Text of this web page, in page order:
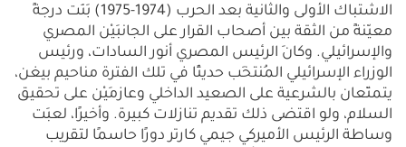
الاشتباك الأولى والثانية بعد الحرب (1974-1975) بَنَت درجةً
معيّنةً من الثقة بين أصحاب القرار على الجانبَيْن المصري
والإسرائيلي. وكانَ الرئيس المصري أنور السادات، ورئيس
الوزراء الإسرائيلي المُنتخَب حديثًا في تلك الفترة مناحيم بيغن،
يتمتّعان بالشرعية على الصعيد الداخلي وعازمَيْن على تحقيق
السلام، ولو اقتضى ذلك تقديم تنازلات كبيرة. وأخيرًا، لعبَت
وساطة الرئيس الأميركي جيمي كارتر دورًا حاسمًا لتقريب